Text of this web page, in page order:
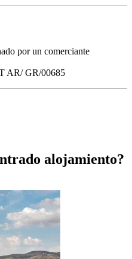
por un comerciante
AR/ GR/00685
alojamiento?